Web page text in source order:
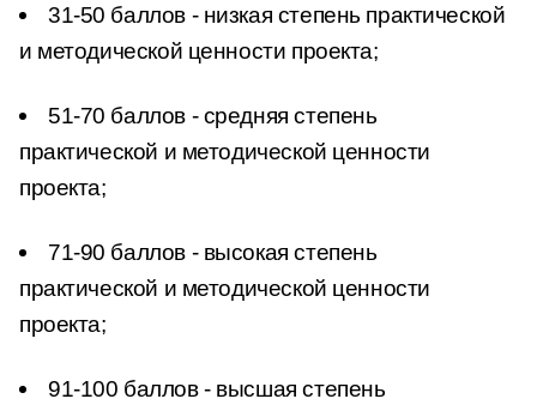
31-50 баллов - низкая степень практической
и методической ценности проекта;
51-70 баллов - средняя степень
практической и методической ценности
проекта;
71-90 баллов - высокая степень
практической и методической ценности
проекта;
91-100 баллов - высшая степень